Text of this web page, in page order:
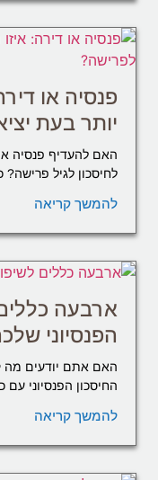
פנסיה או
יותר בעת
האם להעדיף פנסיה
לחיסכון לגיל
להמשך קריאה
ארבעה
הפנסיוני
האם אתם יודעים מה
החיסכון הפנסיוני עם
להמשך קריאה